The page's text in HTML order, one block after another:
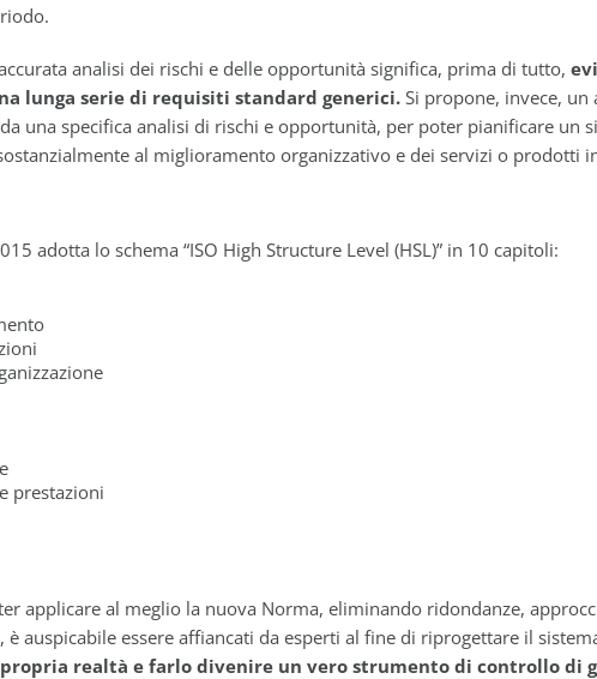
analisi dei rischi e delle opportunità significa, prima di tutto,
lunga serie di requisiti standard generici. Si propone, invece,
una specifica analisi di rischi e opportunità, per poter pianificare un
al miglioramento organizzativo e dei servizi o prodotti
adotta lo schema “ISO High Structure Level (HSL)” in 10 capitoli:
prestazioni
applicare al meglio la nuova Norma, eliminando ridondanze,
è auspicabile essere affiancati da esperti al fine di riprogettare il
realtà e farlo divenire un vero strumento di controllo di